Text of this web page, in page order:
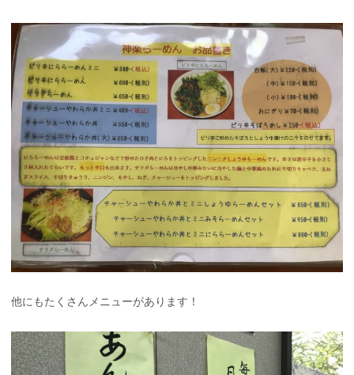
他にもたくさんメニューがあります！